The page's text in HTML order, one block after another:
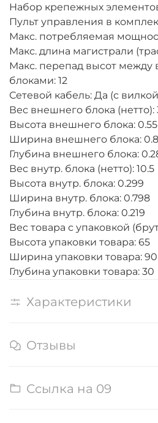
Набор крепежных
Пульт управления в
Макс. потребляемая
Макс. длина магистрали
Макс. перепад высот между
блоками: 12
Сетевой кабель: Да (с
Вес внешнего блока (нетто):
Высота внешнего блока: 0.55
Ширина внешнего блока: 0.8
Глубина внешнего блока:
Вес внутр. блока (нетто): 10.5
Высота внутр. блока: 0.299
Ширина внутр. блока: 0.798
Глубина внутр. блока: 0.219
Вес товара с упаковкой
Высота упаковки товара: 65
Ширина упаковки товара: 90
Глубина упаковки товара: 30
Характеристики
Отзывы
Ссылка на 09